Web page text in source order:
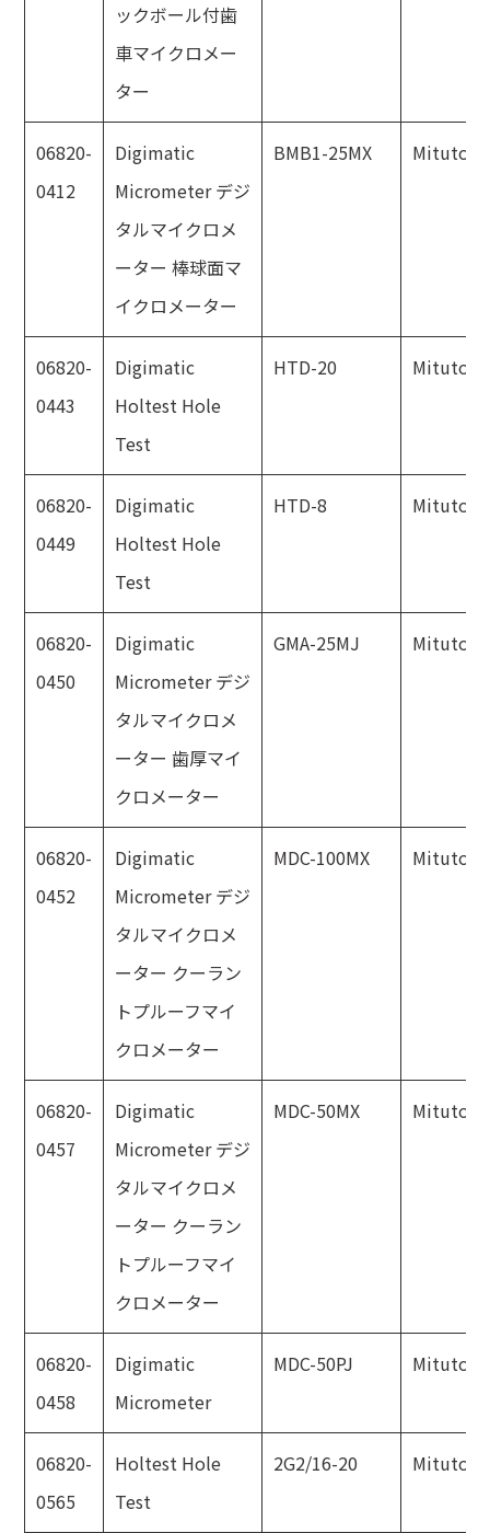
ックボール付歯
車マイクロメー
ター
06820-
0412
Digimatic
Micrometer デジ
タルマイクロメ
ーター 棒球面マ
イクロメーター
BMB1-25MX Mitutoyo
06820-
0443
Digimatic
Holtest Hole
Test
HTD-20 Mitutoyo
06820-
0449
Digimatic
Holtest Hole
Test
HTD-8 Mitutoyo
06820-
0450
Digimatic
Micrometer デジ
タルマイクロメ
ーター 歯厚マイ
クロメーター
GMA-25MJ Mitutoyo
06820-
0452
Digimatic
Micrometer デジ
タルマイクロメ
ーター クーラン
トプルーフマイ
クロメーター
MDC-100MX Mitutoyo
06820-
0457
Digimatic
Micrometer デジ
タルマイクロメ
ーター クーラン
トプルーフマイ
クロメーター
MDC-50MX Mitutoyo
06820-
0458
Digimatic
Micrometer
MDC-50PJ Mitutoyo
06820-
0565
Holtest Hole
Test
2G2/16-20 Mitutoyo